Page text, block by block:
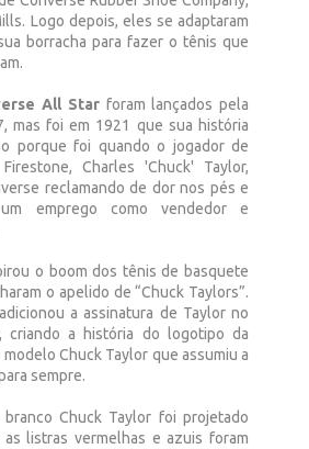
Logo depois, eles se adaptaram
borracha para fazer o tênis que
All Starforam lançados pela
mas foi em 1921 que sua história
porque foi quando o jogador de
Charles 'Chuck' Taylor,
reclamando de dor nos pés e
emprego como vendedor e
o boom dos tênis de basquete
o apelido de “Chuck Taylors”.
a assinatura de Taylor no
criando a história do logotipo da
Chuck Taylor que assumiu a
sempre.
Chuck Taylor foi projetado
listras vermelhas e azuis foram